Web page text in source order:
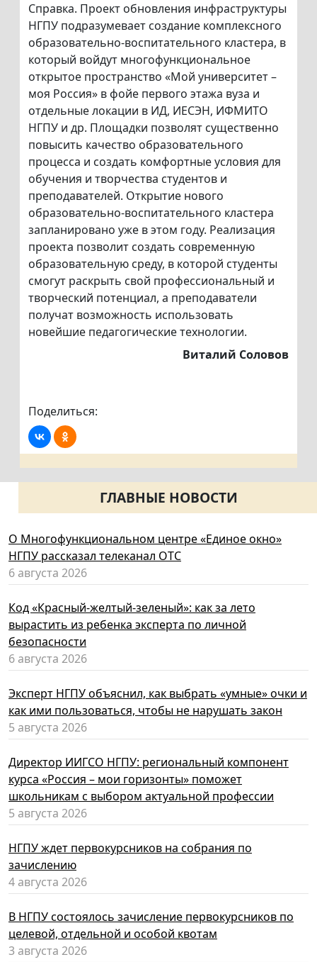
Справка. Проект обновления инфраструктуры
НГПУ подразумевает создание комплексного
образовательно-воспитательного кластера, в
который войдут многофункциональное
открытое пространство «Мой университет –
моя Россия» в фойе первого этажа вуза и
отдельные локации в ИД, ИЕСЭН, ИФМИТО
НГПУ и др. Площадки позволят существенно
повысить качество образовательного
процесса и создать комфортные условия для
обучения и творчества студентов и
преподавателей. Открытие нового
образовательно-воспитательного кластера
запланировано уже в этом году. Реализация
проекта позволит создать современную
образовательную среду, в которой студенты
смогут раскрыть свой профессиональный и
творческий потенциал, а преподаватели
получат возможность использовать
новейшие педагогические технологии.
Виталий Соловов
Поделиться:
ГЛАВНЫЕ НОВОСТИ
О Многофункциональном центре «Единое окно»
НГПУ рассказал телеканал ОТС
6 августа 2026
Код «Красный-желтый-зеленый»: как за лето
вырастить из ребенка эксперта по личной
безопасности
6 августа 2026
Эксперт НГПУ объяснил, как выбрать «умные» очки и
как ими пользоваться, чтобы не нарушать закон
5 августа 2026
Директор ИИГСО НГПУ: региональный компонент
курса «Россия – мои горизонты» поможет
школьникам с выбором актуальной профессии
5 августа 2026
НГПУ ждет первокурсников на собрания по
зачислению
4 августа 2026
В НГПУ состоялось зачисление первокурсников по
целевой, отдельной и особой квотам
3 августа 2026